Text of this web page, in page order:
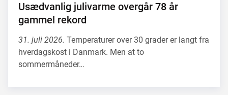
Usædvanlig julivarme overgår 78 år
gammel rekord
31. juli 2026. Temperaturer over 30 grader er langt fra
hverdagskost i Danmark. Men at to
sommermåneder…